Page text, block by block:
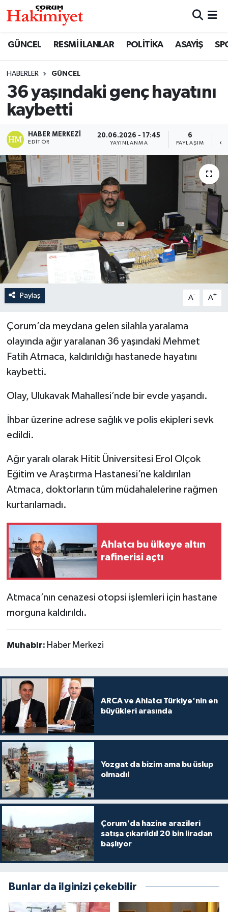
GÜNCEL RESMİ İLANLAR POLİTİKA ASAYİŞ
HABERLER GÜNCEL
36 yaşındaki genç hayatını
kaybetti
HABER MERKEZI
EDITÖR
20.06.2026 - 17:45
YAYINLANMA
6
PAYLAŞIM
Paylaş A- A+
Çorum’da meydana gelen silahla yaralama
olayında ağır yaralanan 36 yaşındaki Mehmet
Fatih Atmaca, kaldırıldığı hastanede hayatını
kaybetti.
Olay, Ulukavak Mahallesi’nde bir evde yaşandı.
İhbar üzerine adrese sağlık ve polis ekipleri sevk
edildi.
Ağır yaralı olarak Hitit Üniversitesi Erol Olçok
Eğitim ve Araştırma Hastanesi’ne kaldırılan
Atmaca, doktorların tüm müdahalelerine rağmen
kurtarılamadı.
Ahlatcı bu ülkeye altın
rafinerisi açtı
Atmaca’nın cenazesi otopsi işlemleri için hastane
morguna kaldırıldı.
Muhabir: Haber Merkezi
ARCA ve Ahlatcı Türkiye'nin en
büyükleri arasında
Yozgat da bizim ama bu üslup
olmadı!
Çorum'da hazine arazileri
satışa çıkarıldı! 20 bin liradan
başlıyor
Bunlar da ilginizi çekebilir
SAĞLIK
ASAYİŞ
EKONOMİ
GÜNCEL
İLÇELER
OTOPARK
TEKNOLOJİ
Nöbetçi Eczaneler
Çorum Namaz Vakitleri
Trafik Durumu
Süper Lig Puan Durumu ve Fikstür
Tüm Manşetler
Son Dakika Haberleri